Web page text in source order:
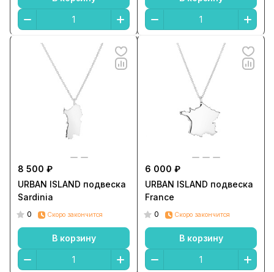
8 500 ₽
URBAN ISLAND подвеска
Sardinia
0 Скоро закончится
В корзину
6 000 ₽
URBAN ISLAND подвеска
France
0 Скоро закончится
В корзину